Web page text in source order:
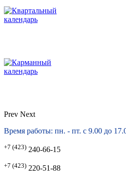
Prev Next
Время работы: пн. - пт. с 9.00 до
+7 (423) 240-66-15
+7 (423) 220-51-88